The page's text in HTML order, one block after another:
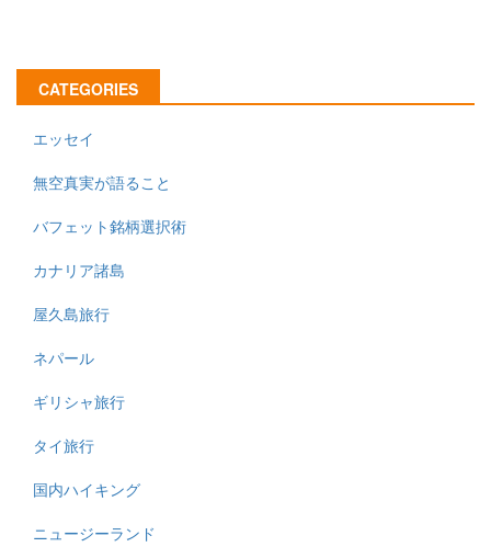
CATEGORIES
エッセイ
無空真実が語ること
バフェット銘柄選択術
カナリア諸島
屋久島旅行
ネパール
ギリシャ旅行
タイ旅行
国内ハイキング
ニュージーランド